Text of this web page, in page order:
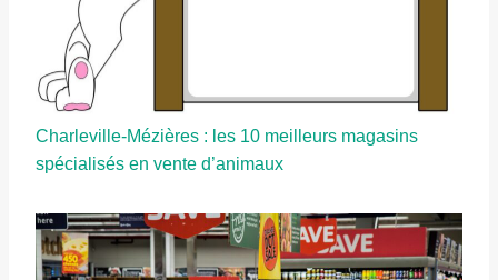
Charleville-Mézières : les 10 meilleurs magasins
spécialisés en vente d’animaux